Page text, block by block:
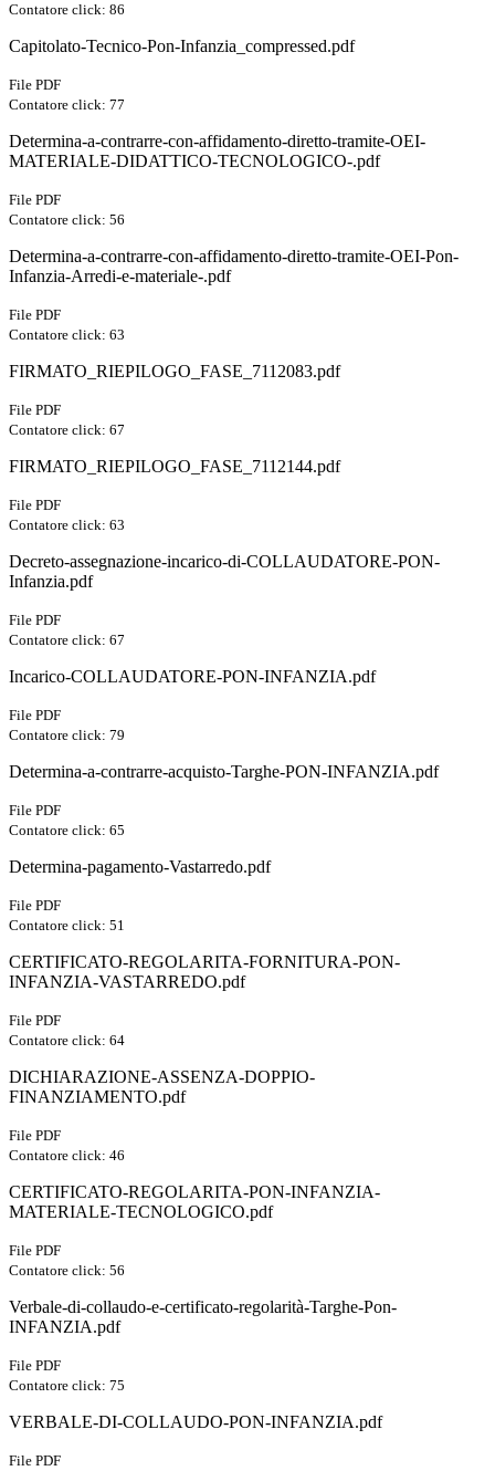
Contatore click: 86
Capitolato-Tecnico-Pon-Infanzia_compressed.pdf
File PDF
Contatore click: 77
Determina-a-contrarre-con-affidamento-diretto-tramite-OEI-
MATERIALE-DIDATTICO-TECNOLOGICO-.pdf
File PDF
Contatore click: 56
Determina-a-contrarre-con-affidamento-diretto-tramite-OEI-Pon-
Infanzia-Arredi-e-materiale-.pdf
File PDF
Contatore click: 63
FIRMATO_RIEPILOGO_FASE_7112083.pdf
File PDF
Contatore click: 67
FIRMATO_RIEPILOGO_FASE_7112144.pdf
File PDF
Contatore click: 63
Decreto-assegnazione-incarico-di-COLLAUDATORE-PON-
Infanzia.pdf
File PDF
Contatore click: 67
Incarico-COLLAUDATORE-PON-INFANZIA.pdf
File PDF
Contatore click: 79
Determina-a-contrarre-acquisto-Targhe-PON-INFANZIA.pdf
File PDF
Contatore click: 65
Determina-pagamento-Vastarredo.pdf
File PDF
Contatore click: 51
CERTIFICATO-REGOLARITA-FORNITURA-PON-
INFANZIA-VASTARREDO.pdf
File PDF
Contatore click: 64
DICHIARAZIONE-ASSENZA-DOPPIO-
FINANZIAMENTO.pdf
File PDF
Contatore click: 46
CERTIFICATO-REGOLARITA-PON-INFANZIA-
MATERIALE-TECNOLOGICO.pdf
File PDF
Contatore click: 56
Verbale-di-collaudo-e-certificato-regolarità-Targhe-Pon-
INFANZIA.pdf
File PDF
Contatore click: 75
VERBALE-DI-COLLAUDO-PON-INFANZIA.pdf
File PDF